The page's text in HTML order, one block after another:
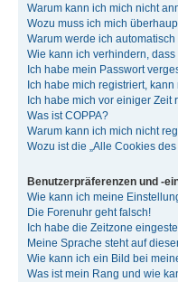
Warum kann ich mich nicht
Wozu muss ich mich
Warum werde ich
Wie kann ich verhindern,
Ich habe mein Passwort
Ich habe mich registriert,
Ich habe mich vor einiger Zeit
Was ist COPPA?
Warum kann ich mich nicht
Wozu ist die „Alle Cookies
Benutzerpräferenzen und -
Wie kann ich meine
Die Forenuhr geht falsch!
Ich habe die Zeitzone
Meine Sprache steht auf
Wie kann ich ein Bild bei
Was ist mein Rang und wie